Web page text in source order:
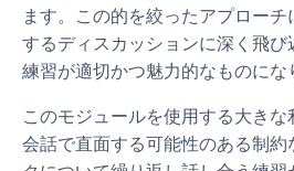
ます。この的を絞ったアプロー
するディスカッションに深く飛
練習が適切かつ魅力的なものにな
このモジュールを使用する大き
会話で直面する可能性のある制約